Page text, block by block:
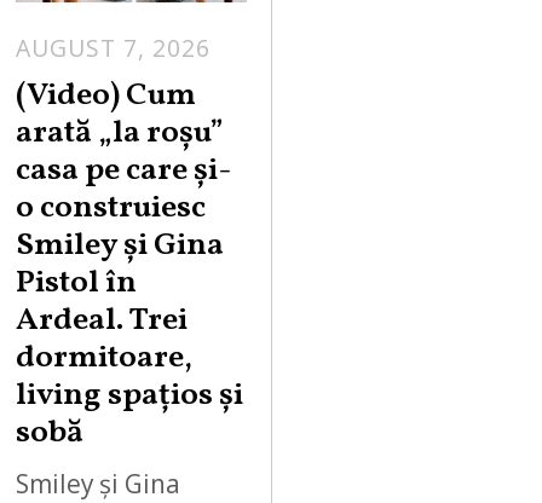
AUGUST 7, 2026
(Video) Cum
arată „la roşu”
casa pe care şi-
o construiesc
Smiley şi Gina
Pistol în
Ardeal. Trei
dormitoare,
living spațios și
sobă
Smiley și Gina